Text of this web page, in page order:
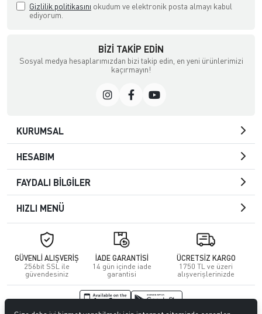
Gizlilik politikasını okudum ve elektronik posta almayı kabul
ediyorum.
BIZI TAKIP EDIN
Sosyal medya hesaplarımızdan bizi takip edin, en yeni ürünlerimizi
kaçırmayın!
KURUMSAL
HESABIM
FAYDALI BİLGİLER
HIZLI MENÜ
GÜVENLİ ALIŞVERİŞ
256bit SSL ile
güvendesiniz
İADE GARANTİSİ
14 gün içinde iade
garantisi
ÜCRETSİZ KARGO
1750 TL ve üzeri
alışverişlerinizde